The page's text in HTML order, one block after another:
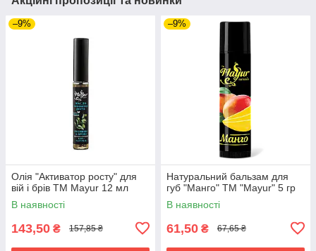
–9%
Олія "Активатор росту" для
вій і брів TM Mayur 12 мл
В наявності
143,50 ₴ 157,85 ₴
–9%
Натуральний бальзам для
губ "Манго" ТМ "Mayur" 5 гр
В наявності
61,50 ₴ 67,65 ₴